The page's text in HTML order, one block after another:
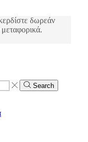
δωρεάν
Search